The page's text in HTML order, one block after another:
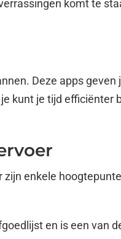
komt te
Deze apps
kunt je tijd efficiënter
enkele
en is een van